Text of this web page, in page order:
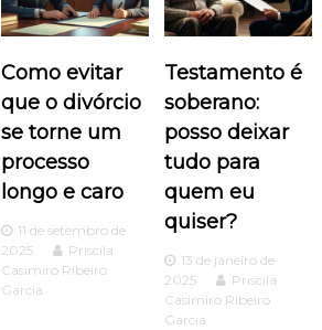
Como evitar
que o divórcio
se torne um
processo
longo e caro
11 de setembro de
2025
Priscila
Casimiro Ribeiro
Garcia
Testamento é
soberano:
posso deixar
tudo para
quem eu
quiser?
13 de janeiro de
2025
Priscila
Casimiro Ribeiro
Garcia